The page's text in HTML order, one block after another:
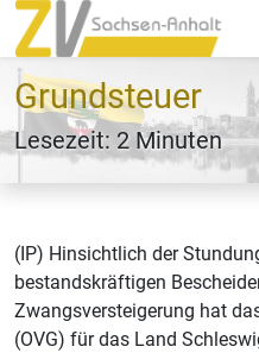
Grundsteuer
Lesezeit: 2 Minuten
(IP) Hinsichtlich der
bestandskräftigen
Zwangsversteigerung hat
(OVG) für das Land